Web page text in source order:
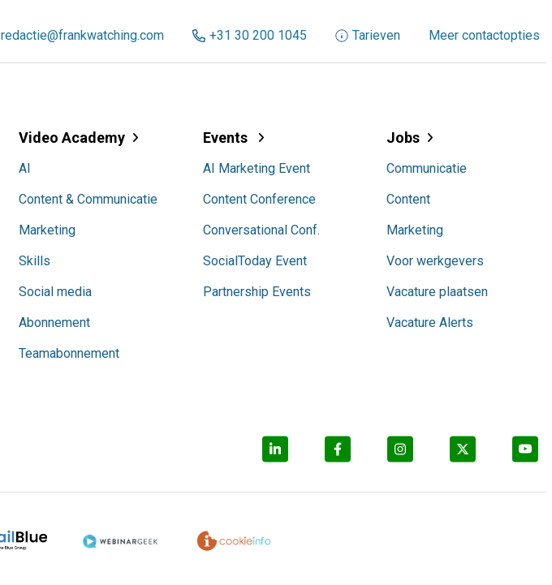
redactie@frankwatching.com +31 30 200 1045 Tarieven Meer contactopties
Video Academy
AI
Content & Communicatie
Marketing
Skills
Social media
Abonnement
Teamabonnement
Events
AI Marketing Event
Content Conference
Conversational Conf.
SocialToday Event
Partnership Events
Jobs
Communicatie
Content
Marketing
Voor werkgevers
Vacature plaatsen
Vacature Alerts